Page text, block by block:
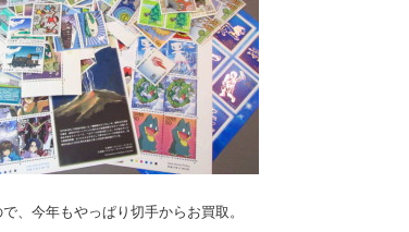
、今年もやっぱり切手からお買取。